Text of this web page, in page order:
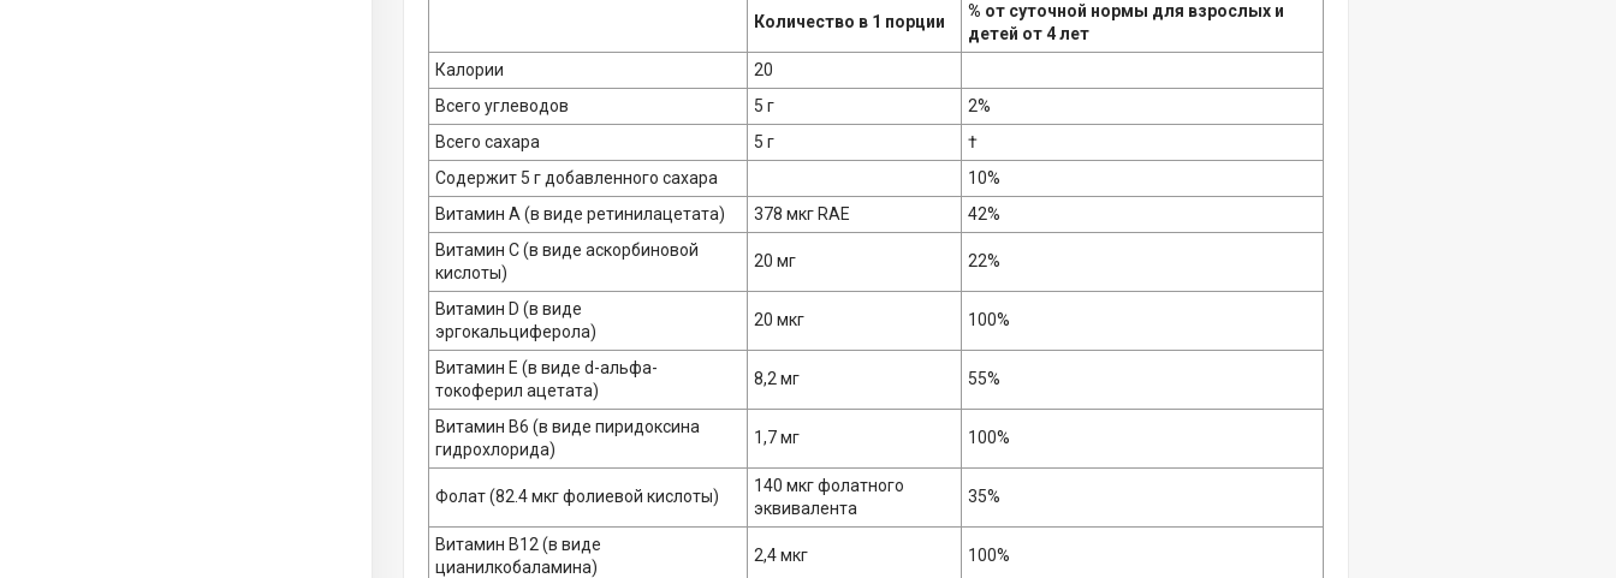
Количество в 1 порции
% от суточной нормы для взрослых и
детей от 4 лет
Калории
20
Всего углеводов
5 г
2%
Всего сахара
5 г
†
Содержит 5 г добавленного сахара
10%
Витамин A (в виде ретинилацетата)
378 мкг RAE
42%
Витамин С (в виде аскорбиновой
кислоты)
20 мг 22%
Витамин D (в виде
эргокальциферола)
20 мкг 100%
Витамин E (в виде d-альфа-
токоферил ацетата)
8,2 мг 55%
Витамин B6 (в виде пиридоксина
гидрохлорида)
1,7 мг 100%
Фолат (82.4 мкг фолиевой кислоты)
140 мкг фолатного
эквивалента
35%
Витамин В12 (в виде
цианилкобаламина)
2,4 мкг 100%